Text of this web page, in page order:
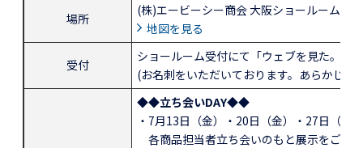
場所
(株)エービーシー商会 大阪ショールーム
地図を見る
受付
ショールーム受付にて「ウェブを見た。」
(お名刺をいただいております。あらかじめ
◆◆立ち会いDAY◆◆
・7月13日（金）・20日（金）・27日（
各商品担当者立ち会いのもと展示をご覧